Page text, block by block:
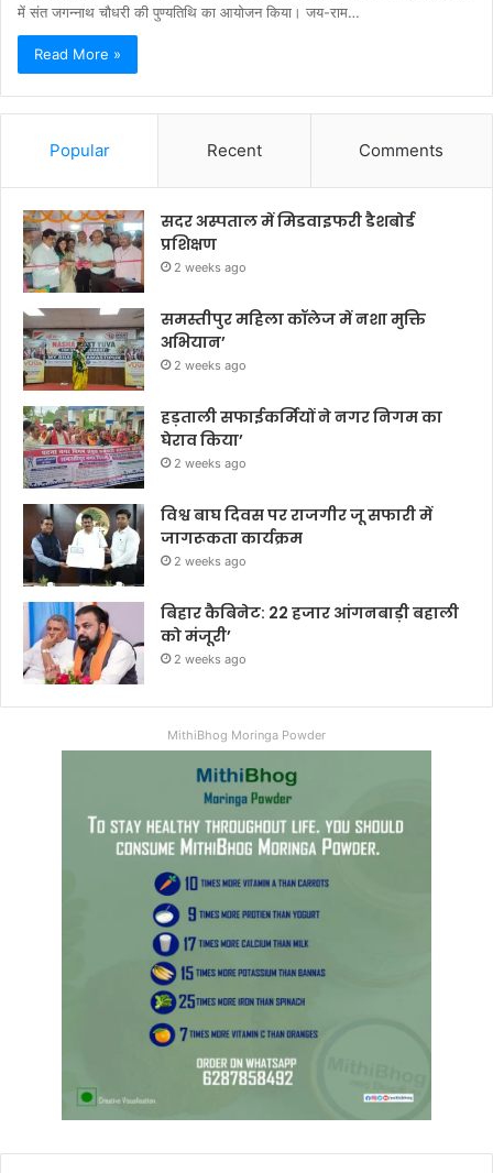
में संत जगन्नाथ चौधरी की पुण्यतिथि का आयोजन किया। जय-राम…
Read More »
Popular Recent Comments
सदर अस्पताल में मिडवाइफरी डैशबोर्ड
प्रशिक्षण
2 weeks ago
समस्तीपुर महिला कॉलेज में नशा मुक्ति
अभियान’
2 weeks ago
हड़ताली सफाईकर्मियों ने नगर निगम का
घेराव किया’
2 weeks ago
विश्व बाघ दिवस पर राजगीर जू सफारी में
जागरूकता कार्यक्रम
2 weeks ago
बिहार कैबिनेट: 22 हजार आंगनबाड़ी बहाली
को मंजूरी’
2 weeks ago
MithiBhog Moringa Powder